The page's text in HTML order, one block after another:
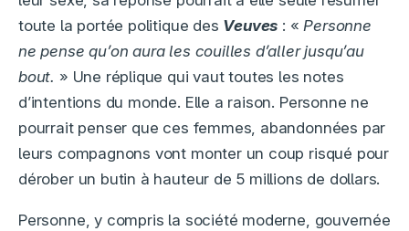
toute la portée politique des Veuves : « Personne
ne pense qu’on aura les couilles d’aller jusqu’au
bout. » Une réplique qui vaut toutes les notes
d’intentions du monde. Elle a raison. Personne ne
pourrait penser que ces femmes, abandonnées par
leurs compagnons vont monter un coup risqué pour
dérober un butin à hauteur de 5 millions de dollars.
Personne, y compris la société moderne, gouvernée